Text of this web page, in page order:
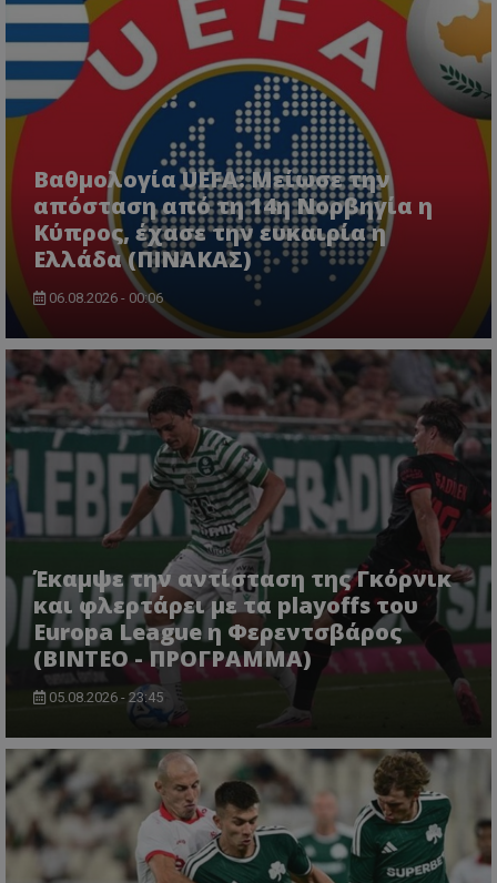
Βαθμολογία UEFA: Μείωσε την
απόσταση από τη 14η Νορβηγία η
Κύπρος, έχασε την ευκαιρία η
Ελλάδα (ΠΙΝΑΚΑΣ)
06.08.2026 - 00:06
Έκαμψε την αντίσταση της Γκόρνικ
και φλερτάρει με τα playoffs του
Europa League η Φερεντσβάρος
(ΒΙΝΤΕΟ - ΠΡΟΓΡΑΜΜΑ)
05.08.2026 - 23:45